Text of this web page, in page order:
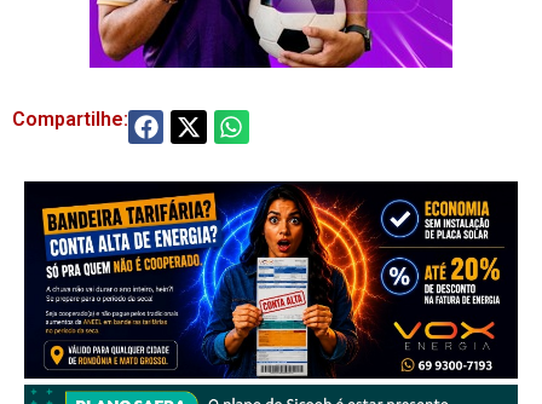
Compartilhe: